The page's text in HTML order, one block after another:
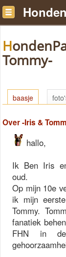
HondenPage baasje -Iris &
Tommy-
baasje
Over -Iris &
hallo,
Ik Ben Iris
oud.
Op mijn 10e
ik mijn
Tommy.
fanatiek
FHN in